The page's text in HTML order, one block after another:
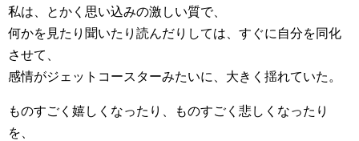
私は、とかく思い込みの激しい質で、
何かを見たり聞いたり読んだりしては、すぐに自分を同化
させて、
感情がジェットコースターみたいに、大きく揺れていた。
ものすごく嬉しくなったり、ものすごく悲しくなったり
を、